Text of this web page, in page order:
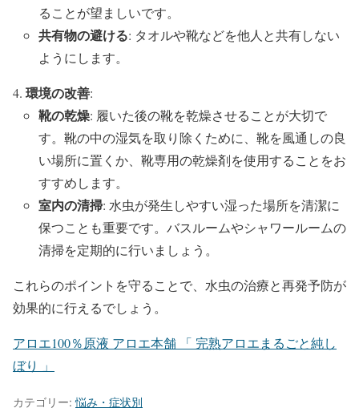
ることが望ましいです。
共有物の避ける: タオルや靴などを他人と共有しない
ようにします。
環境の改善:
靴の乾燥: 履いた後の靴を乾燥させることが大切で
す。靴の中の湿気を取り除くために、靴を風通しの良
い場所に置くか、靴専用の乾燥剤を使用することをお
すすめします。
室内の清掃: 水虫が発生しやすい湿った場所を清潔に
保つことも重要です。バスルームやシャワールームの
清掃を定期的に行いましょう。
これらのポイントを守ることで、水虫の治療と再発予防が
効果的に行えるでしょう。
アロエ100％原液 アロエ本舗 「 完熟アロエまるごと純し
ぼり 」
カテゴリー:悩み・症状別